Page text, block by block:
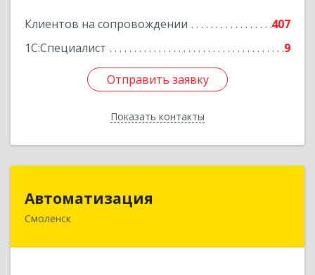
Клиентов на сопровождении
407
1С:Специалист
9
Отправить заявку
Показать контакты
Отправить заявку
Назад
Автоматизация
Смоленск214019, Смоленская обл, Смоленск г, Марии